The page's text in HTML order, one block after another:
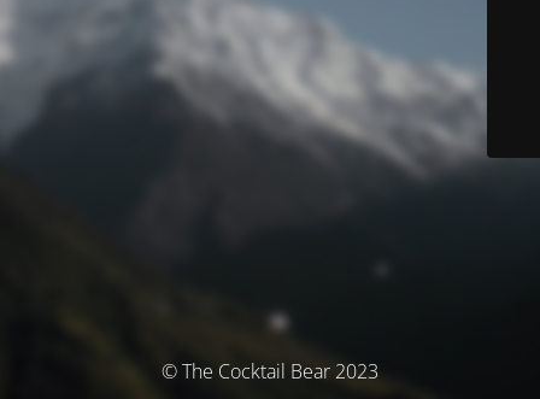
© The Cocktail Bear 2023